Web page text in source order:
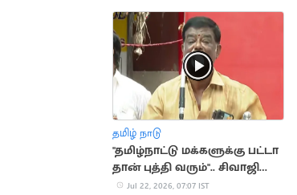
தமிழ் நாடு
"தமிழ்நாட்டு மக்களுக்கு பட்டா
தான் புத்தி வரும்".. சிவாஜி
கிருஷ்ணமூர்த்தி
Jul 22, 2026, 07:07 IST